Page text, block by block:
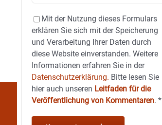
Mit der Nutzung dieses Formulars
erklären Sie sich mit der Speicherung
und Verarbeitung Ihrer Daten durch
diese Website einverstanden. Weitere
Informationen erfahren Sie in der
Datenschutzerklärung. Bitte lesen Sie
hier auch unseren Leitfaden für die
Veröffentlichung von Kommentaren.*